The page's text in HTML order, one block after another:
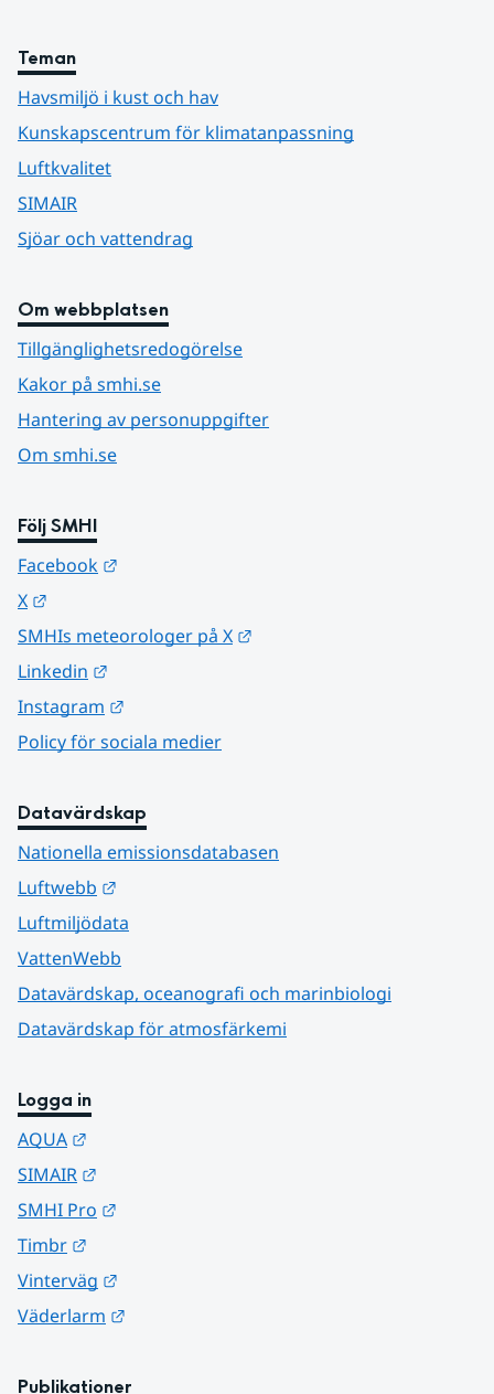
Teman
Havsmiljö i kust och hav
Kunskapscentrum för klimatanpassning
Luftkvalitet
SIMAIR
Sjöar och vattendrag
Om webbplatsen
Tillgänglighetsredogörelse
Kakor på smhi.se
Hantering av personuppgifter
Om smhi.se
Följ SMHI
Facebook
X
SMHIs meteorologer på X
Linkedin
Instagram
Policy för sociala medier
Datavärdskap
Nationella emissionsdatabasen
Luftwebb
Luftmiljödata
VattenWebb
Datavärdskap, oceanografi och marinbiologi
Datavärdskap för atmosfärkemi
Logga in
AQUA
SIMAIR
SMHI Pro
Timbr
Vinterväg
Väderlarm
Publikationer